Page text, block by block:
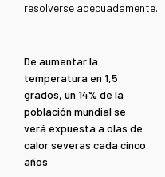
resolverse adecuadamente.
De aumentar la
temperatura en 1,5
grados, un 14% de la
población mundial se
verá expuesta a olas de
calor severas cada cinco
años